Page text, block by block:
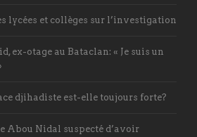
lycées et collèges sur l’investigation
ex-otage au Bataclan: « Je suis un
djihadiste est-elle toujours forte?
Abou Nidal suspecté d’avoir